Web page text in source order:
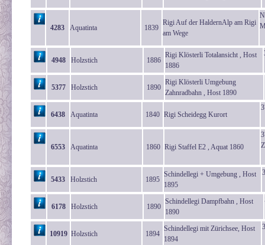
4283 Aquatinta 1839
Rigi Auf der HaldernAlp am Rigi
am Wege
4948 Holzstich 1886
Rigi Klösterli Totalansicht , Host
1886
5377 Holzstich 1890
Rigi Klösterli Umgebung
Zahnradbahn , Host 1890
6438 Aquatinta 1840 Rigi Scheidegg Kurort
6553 Aquatinta 1860 Rigi Staffel E2 , Aquat 1860
5433 Holzstich 1895
Schindellegi + Umgebung , Host
1895
6178 Holzstich 1890
Schindellegi Dampfbahn , Host
1890
10919 Holzstich 1894
Schindellegi mit Zürichsee, Host
1894